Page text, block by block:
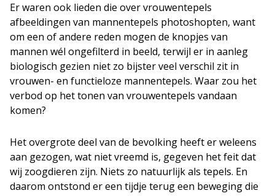
Er waren ook lieden die over vrouwentepels
afbeeldingen van mannentepels photoshopten, want
om een of andere reden mogen de knopjes van
mannen wél ongefilterd in beeld, terwijl er in aanleg
biologisch gezien niet zo bijster veel verschil zit in
vrouwen- en functieloze mannentepels. Waar zou het
verbod op het tonen van vrouwentepels vandaan
komen?
Het overgrote deel van de bevolking heeft er weleens
aan gezogen, wat niet vreemd is, gegeven het feit dat
wij zoogdieren zijn. Niets zo natuurlijk als tepels. En
daarom ontstond er een tijdje terug een beweging die